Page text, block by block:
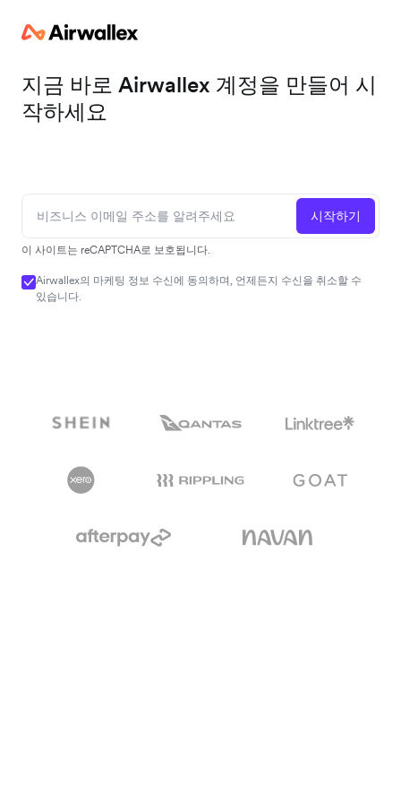
지금 바로 Airwallex 계정을 만들어 시
작하세요
시작하기
이 사이트는 reCAPTCHA로 보호됩니다.
Airwallex의 마케팅 정보 수신에 동의하며, 언제든지 수신을 취소할 수
있습니다.